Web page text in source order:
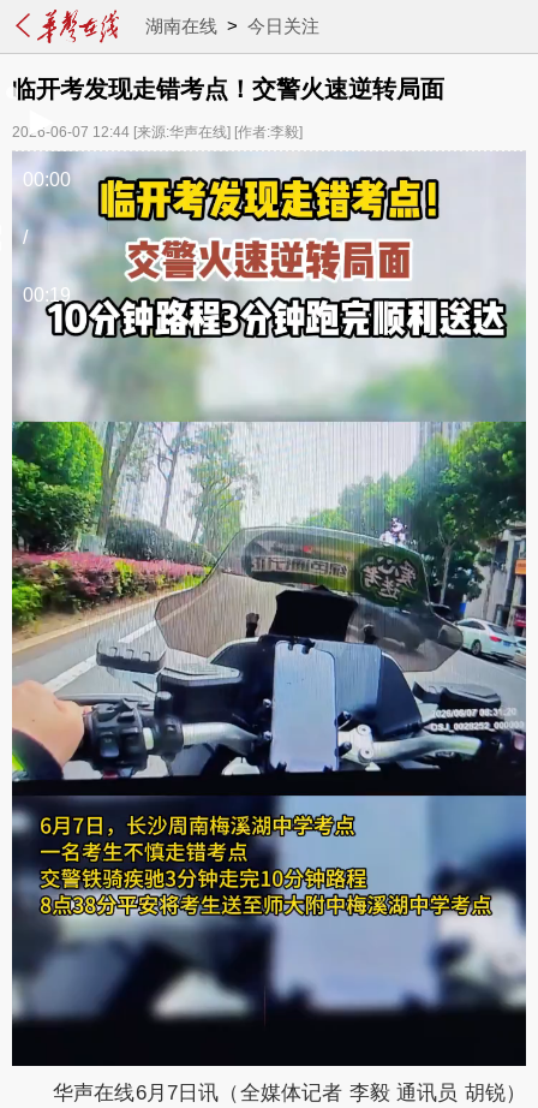
湖南在线> 今日关注
临开考发现走错考点！交警火速逆转局面
2026-06-07 12:44 [来源:华声在线] [作者:李毅]
00:00
/
00:19
华声在线6月7日讯（全媒体记者 李毅 通讯员 胡锐）